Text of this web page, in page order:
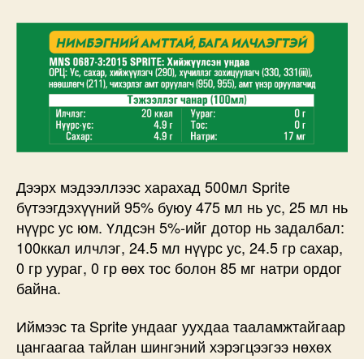
Дээрх мэдээллээс харахад 500мл Sprite
бүтээгдэхүүний 95% буюу 475 мл нь ус, 25 мл нь
нүүрс ус юм. Үлдсэн 5%-ийг дотор нь задалбал:
100ккал илчлэг, 24.5 мл нүүрс ус, 24.5 гр сахар,
0 гр уураг, 0 гр өөх тос болон 85 мг натри ордог
байна.
Иймээс та Sprite ундааг уухдаа тааламжтайгаар
цангаагаа тайлан шингэний хэрэгцээгээ нөхөх